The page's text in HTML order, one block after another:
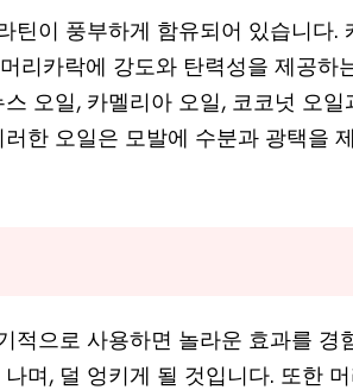
틴이 풍부하게 함유되어 있습니다.
리카락에 강도와 탄력성을 제공하
오일, 카멜리아 오일, 코코넛 오일
한 오일은 모발에 수분과 광택을
적으로 사용하면 놀라운 효과를 경
며, 덜 엉키게 될 것입니다. 또한